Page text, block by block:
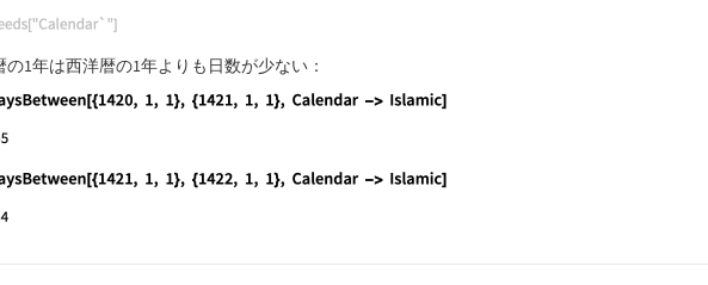
code:Needs["Calendar`"]
の1年は西洋暦の1年よりも日数が少ない：
code:
code: